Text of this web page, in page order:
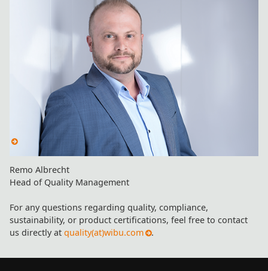
Remo Albrecht
Head of Quality Management
For any questions regarding quality, compliance,
sustainability, or product certifications, feel free to contact
us directly at quality(at)wibu.com .